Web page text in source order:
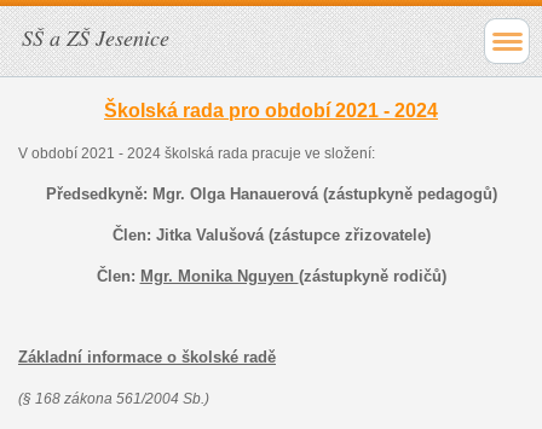
SŠ a ZŠ Jesenice
Školská rada pro období 2021 - 2024
V období 2021 - 2024 školská rada pracuje ve složení:
Předsedkyně: Mgr. Olga Hanauerová (zástupkyně pedagogů)
Člen: Jitka Valušová (zástupce zřizovatele)
Člen: Mgr. Monika Nguyen (zástupkyně rodičů)
Základní informace o školské radě
(§ 168 zákona 561/2004 Sb.)